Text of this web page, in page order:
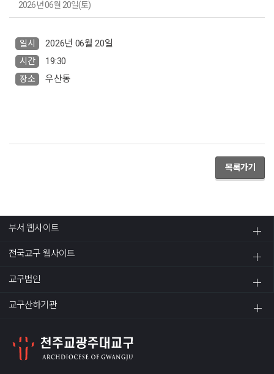
2026년 06월 20일(토)
일시 2026년 06월 20일
시간 19:30
장소 우산동
목록가기
부서 웹사이트
전국교구 웹사이트
교구법인
교구산하기관